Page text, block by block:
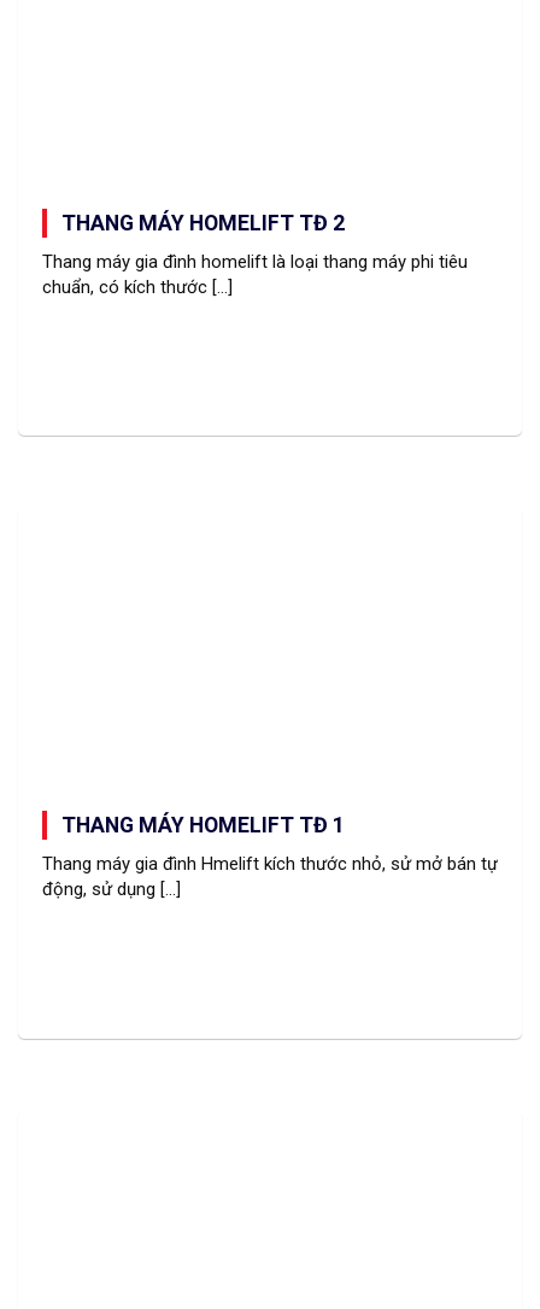
THANG MÁY HOMELIFT TĐ 2
Thang máy gia đình homelift là loại thang máy phi tiêu
chuẩn, có kích thước [...]
THANG MÁY HOMELIFT TĐ 1
Thang máy gia đình Hmelift kích thước nhỏ, sử mở bán tự
động, sử dụng [...]